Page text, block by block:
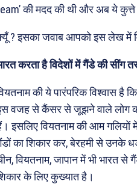
की मदद की थी और अब ये
? इसका जवाब आपको इस लेख में
करता है विदेशों में गैंडे की सींग
की ये पारंपरिक विश्वास है
वजह से कैंसर से जूझने वाले लोग
इसलिए वियतनाम की आम गलियों
का शिकार कर, बेरहमी से उनके
वियतनाम, जापान में भी भारत
के लिए कुख्यात है।